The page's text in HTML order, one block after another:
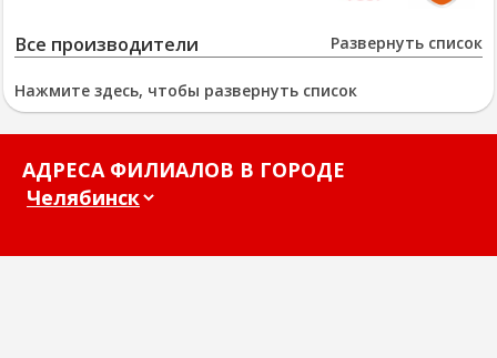
Развернуть список
Все производители
Нажмите здесь, чтобы развернуть список
АДРЕСА ФИЛИАЛОВ В ГОРОДЕ